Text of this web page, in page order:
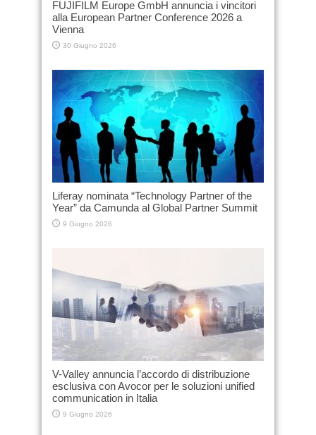
FUJIFILM Europe GmbH annuncia i vincitori
alla European Partner Conference 2026 a
Vienna
30 Giugno 2026
Liferay nominata “Technology Partner of the
Year” da Camunda al Global Partner Summit
9 Giugno 2026
V-Valley annuncia l’accordo di distribuzione
esclusiva con Avocor per le soluzioni unified
communication in Italia
9 Giugno 2026